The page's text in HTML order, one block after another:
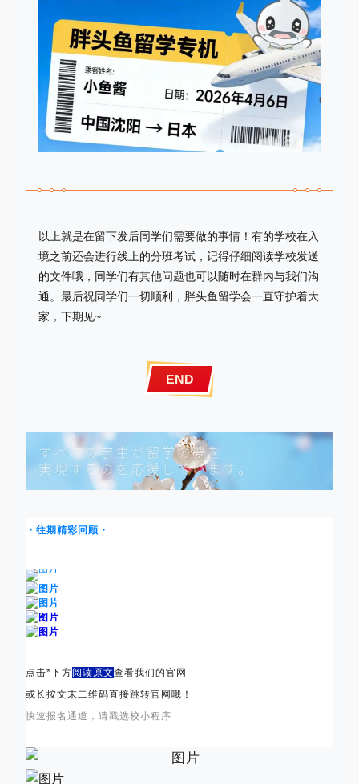
以上就是在留下发后同学们需要做的事情！有的学校在入
境之前还会进行线上的分班考试，记得仔细阅读学校发送
的文件哦， 同学们有其他问题也可以随时在群内与我们沟
通。 最后祝同学们一切顺利，胖头鱼留学会一直守护着大
家，下期见~
END
・往期精彩回顾・
点击*下方阅读原文查看我们的官网
或长按文末二维码直接跳转官网哦！
快速报名通道，请戳选校小程序